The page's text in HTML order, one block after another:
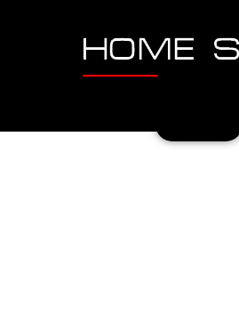
CONTACTEZ-